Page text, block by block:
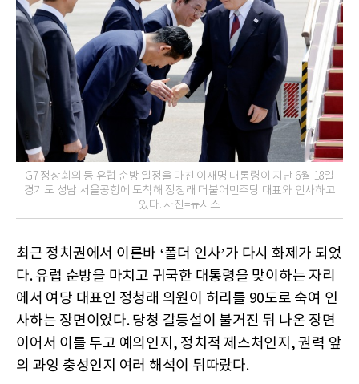
G7 정상회의 등 유럽 순방 일정을 마친 이재명 대통령이 지난 6월 18일
경기도 성남 서울공항에 도착해 정청래 더불어민주당 대표와 인사하고
있다. 사진=뉴시스
최근 정치권에서 이른바 ‘폴더 인사’가 다시 화제가 되었
다. 유럽 순방을 마치고 귀국한 대통령을 맞이하는 자리
에서 여당 대표인 정청래 의원이 허리를 90도로 숙여 인
사하는 장면이었다. 당청 갈등설이 불거진 뒤 나온 장면
이어서 이를 두고 예의인지, 정치적 제스처인지, 권력 앞
의 과잉 충성인지 여러 해석이 뒤따랐다.